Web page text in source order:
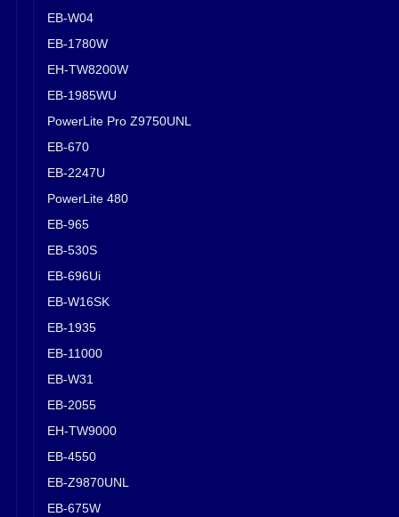
EB-W04
EB-1780W
EH-TW8200W
EB-1985WU
PowerLite Pro Z9750UNL
EB-670
EB-2247U
PowerLite 480
EB-965
EB-530S
EB-696Ui
EB-W16SK
EB-1935
EB-11000
EB-W31
EB-2055
EH-TW9000
EB-4550
EB-Z9870UNL
EB-675W